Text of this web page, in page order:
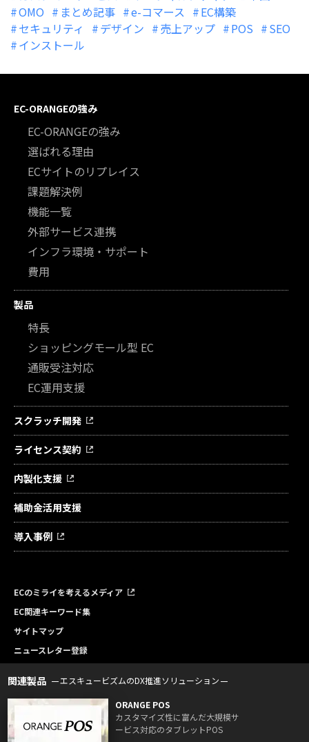
OMO
まとめ記事 e-コマース
EC構築
セキュリティ
デザイン 売上アップ POS
SEO
インストール
EC-ORANGEの強み
EC-ORANGEの強み
選ばれる理由
ECサイトのリプレイス
課題解決例
機能一覧
外部サービス連携
インフラ環境・サポート
費用
製品
特長
ショッピングモール型 EC
通販受注対応
EC運用支援
スクラッチ開発
ライセンス契約
内製化支援
補助金活用支援
導入事例
ECのミライを考えるメディア
EC関連キーワード集
サイトマップ
ニュースレター登録
関連製品 エスキュービズムのDX推進ソリューション
ORANGE POS
カスタマイズ性に富んだ大規模サ
ービス対応のタブレットPOS